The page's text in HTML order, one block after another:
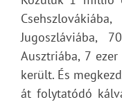
Jugoszláviába,
Ausztriába, 7
került. És
át folytatódó